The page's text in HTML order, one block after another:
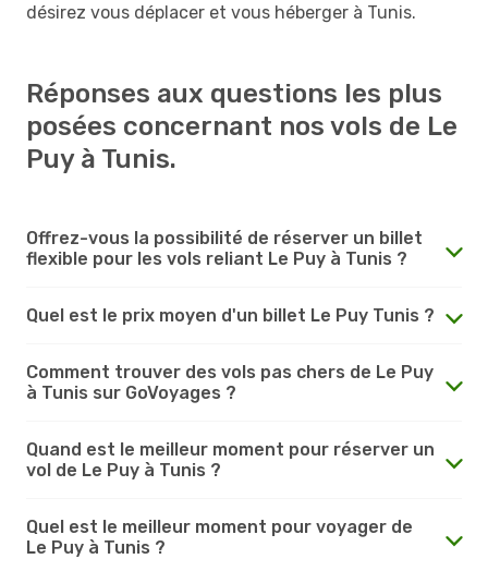
désirez vous déplacer et vous héberger à Tunis.
Réponses aux questions les plus
posées concernant nos vols de Le
Puy à Tunis.
Offrez-vous la possibilité de réserver un billet
flexible pour les vols reliant Le Puy à Tunis ?
Quel est le prix moyen d'un billet Le Puy Tunis ?
Comment trouver des vols pas chers de Le Puy
à Tunis sur GoVoyages ?
Quand est le meilleur moment pour réserver un
vol de Le Puy à Tunis ?
Quel est le meilleur moment pour voyager de
Le Puy à Tunis ?